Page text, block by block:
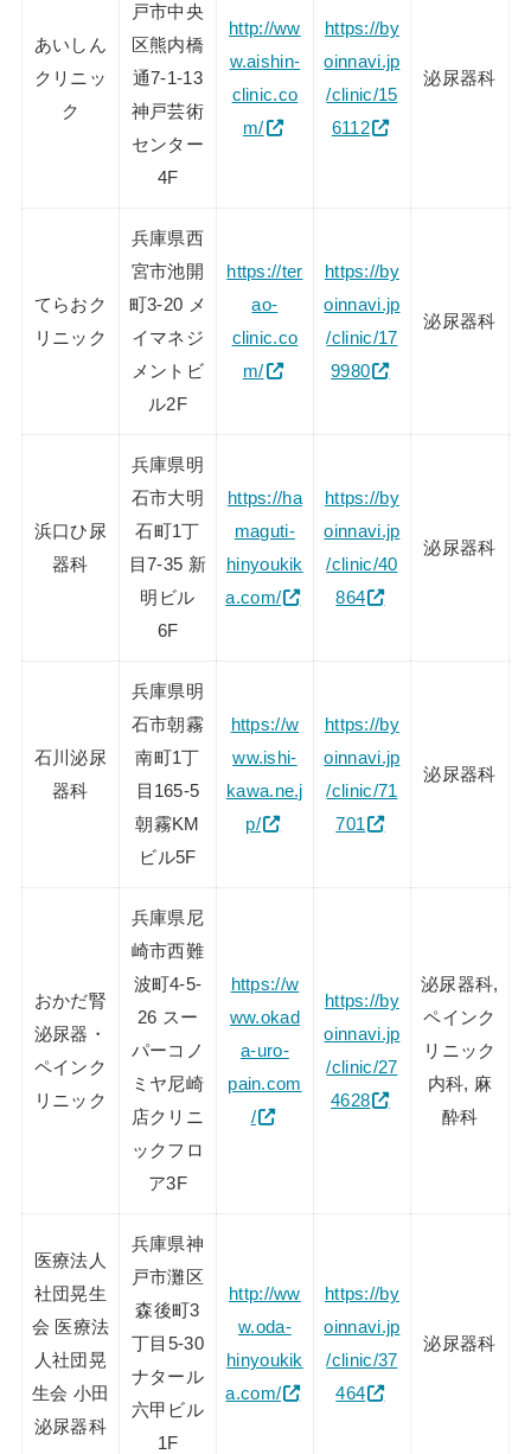
あいしん
クリニッ
ク
戸市中央
区熊内橋
通7-1-13
神戸芸術
センター
4F
http://ww
w.aishin-
clinic.co
m/
https://by
oinnavi.jp
/clinic/15
6112
泌尿器科
てらおク
リニック
兵庫県西
宮市池開
町3-20 メ
イマネジ
メントビ
ル2F
https://ter
ao-
clinic.co
m/
https://by
oinnavi.jp
/clinic/17
9980
泌尿器科
浜口ひ尿
器科
兵庫県明
石市大明
石町1丁
目7-35 新
明ビル
6F
https://ha
maguti-
hinyoukik
a.com/
https://by
oinnavi.jp
/clinic/40
864
泌尿器科
石川泌尿
器科
兵庫県明
石市朝霧
南町1丁
目165-5
朝霧KM
ビル5F
https://w
ww.ishi-
kawa.ne.j
p/
https://by
oinnavi.jp
/clinic/71
701
泌尿器科
おかだ腎
泌尿器・
ペインク
リニック
兵庫県尼
崎市西難
波町4-5-
26 スー
パーコノ
ミヤ尼崎
店クリニ
ックフロ
ア3F
https://w
ww.okad
a-uro-
pain.com
/
https://by
oinnavi.jp
/clinic/27
4628
泌尿器科,
ペインク
リニック
内科, 麻
酔科
医療法人
社団晃生
会 医療法
人社団晃
生会 小田
泌尿器科
兵庫県神
戸市灘区
森後町3
丁目5-30
ナタール
六甲ビル
1F
http://ww
w.oda-
hinyoukik
a.com/
https://by
oinnavi.jp
/clinic/37
464
泌尿器科